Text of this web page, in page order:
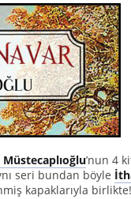
Müstecaplıoğlu’nun 4
seri bundan böyle
kapaklarıyla birlikte!